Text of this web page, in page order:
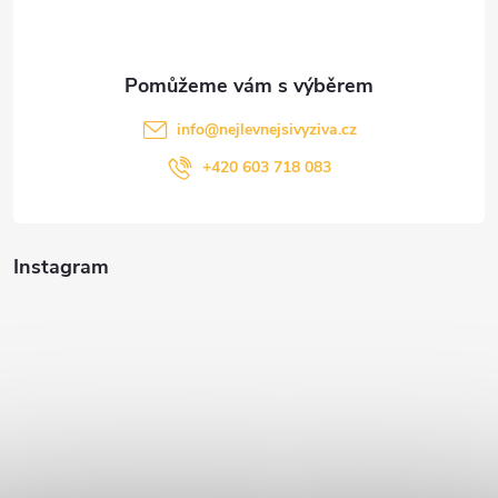
Instagram
info@nejlevnejsivyziva.cz
+420 603 718 083